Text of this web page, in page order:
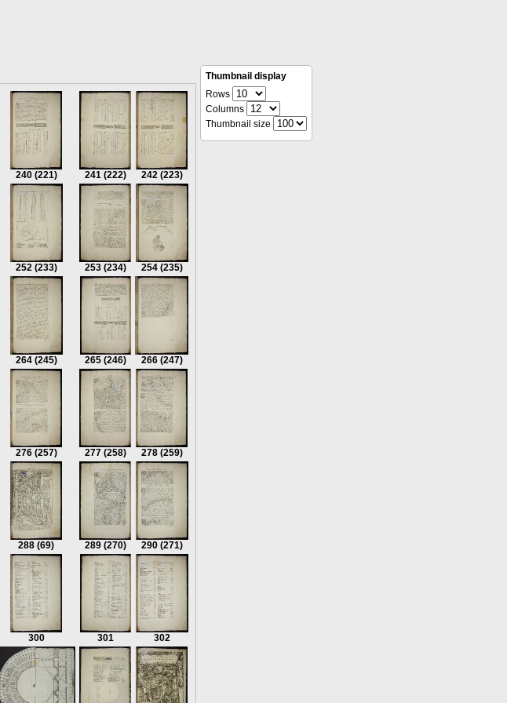
240 (221) 241 (222) 242 (223)
252 (233) 253 (234) 254 (235)
264 (245) 265 (246) 266 (247)
276 (257) 277 (258) 278 (259)
288 (69) 289 (270) 290 (271)
300 301 302
Thumbnail display
Rows
Columns
Thumbnail size